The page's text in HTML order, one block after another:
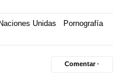
Naciones Unidas
Pornografía
Comentar ·